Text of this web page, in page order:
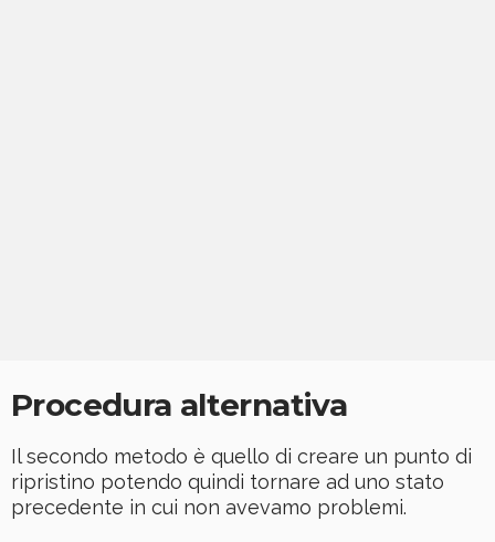
Procedura alternativa
Il secondo metodo è quello di creare un punto di
ripristino potendo quindi tornare ad uno stato
precedente in cui non avevamo problemi.